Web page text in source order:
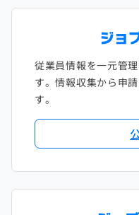
従業員情報を一元管
す。情報収集から申
す。